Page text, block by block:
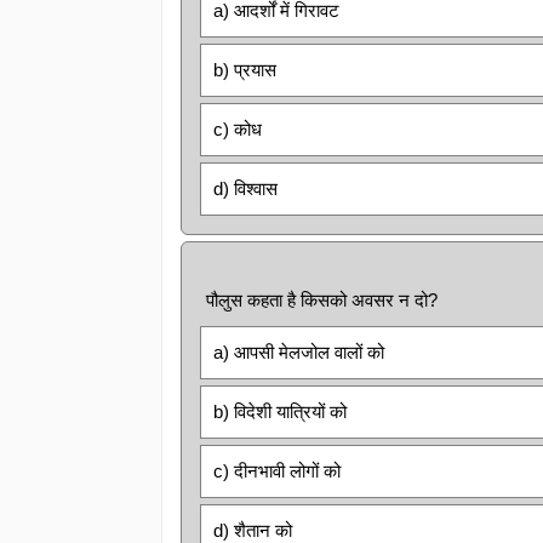
a) आदर्शों में गिरावट
b) प्रयास
c) कोध
d) विश्वास
पौलुस कहता है किसको अवसर न दो?
a) आपसी मेलजोल वालों को
b) विदेशी यात्रियों को
c) दीनभावी लोगों को
d) शैतान को